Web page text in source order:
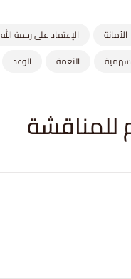
الأمانة الإعتماد على رحمة الله
النعمة الوعد
للمناقشة